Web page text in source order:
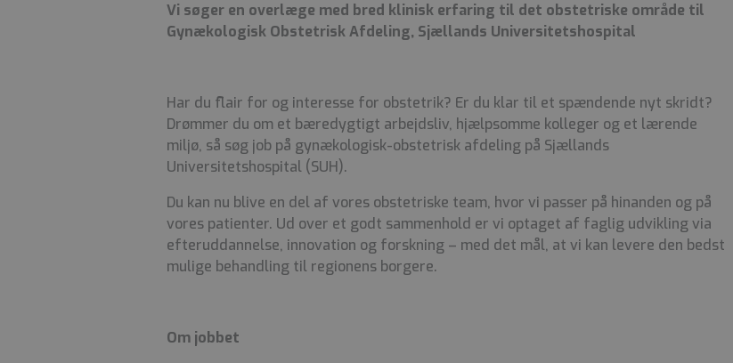
Vi søger en overlæge med bred klinisk erfaring til det obstetriske område til
Gynækologisk Obstetrisk Afdeling, Sjællands Universitetshospital
Har du flair for og interesse for obstetrik? Er du klar til et spændende nyt skridt?
Drømmer du om et bæredygtigt arbejdsliv, hjælpsomme kolleger og et lærende
miljø, så søg job på gynækologisk-obstetrisk afdeling på Sjællands
Universitetshospital (SUH).
Du kan nu blive en del af vores obstetriske team, hvor vi passer på hinanden og på
vores patienter. Ud over et godt sammenhold er vi optaget af faglig udvikling via
efteruddannelse, innovation og forskning – med det mål, at vi kan levere den bedst
mulige behandling til regionens borgere.
Om jobbet